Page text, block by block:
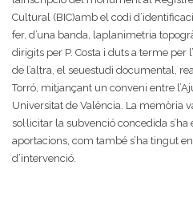
Cultural (BIC)amb el codi
fer, d’una banda, laplanimetria
dirigits per P. Costa i duts a terme per
de l’altra, el seuestudi documental,
Torró, mitjançant un conveni entre
Universitat de València. La memòria
sol·licitar la subvenció concedida
aportacions, com també s’ha tingut
d’intervenció.